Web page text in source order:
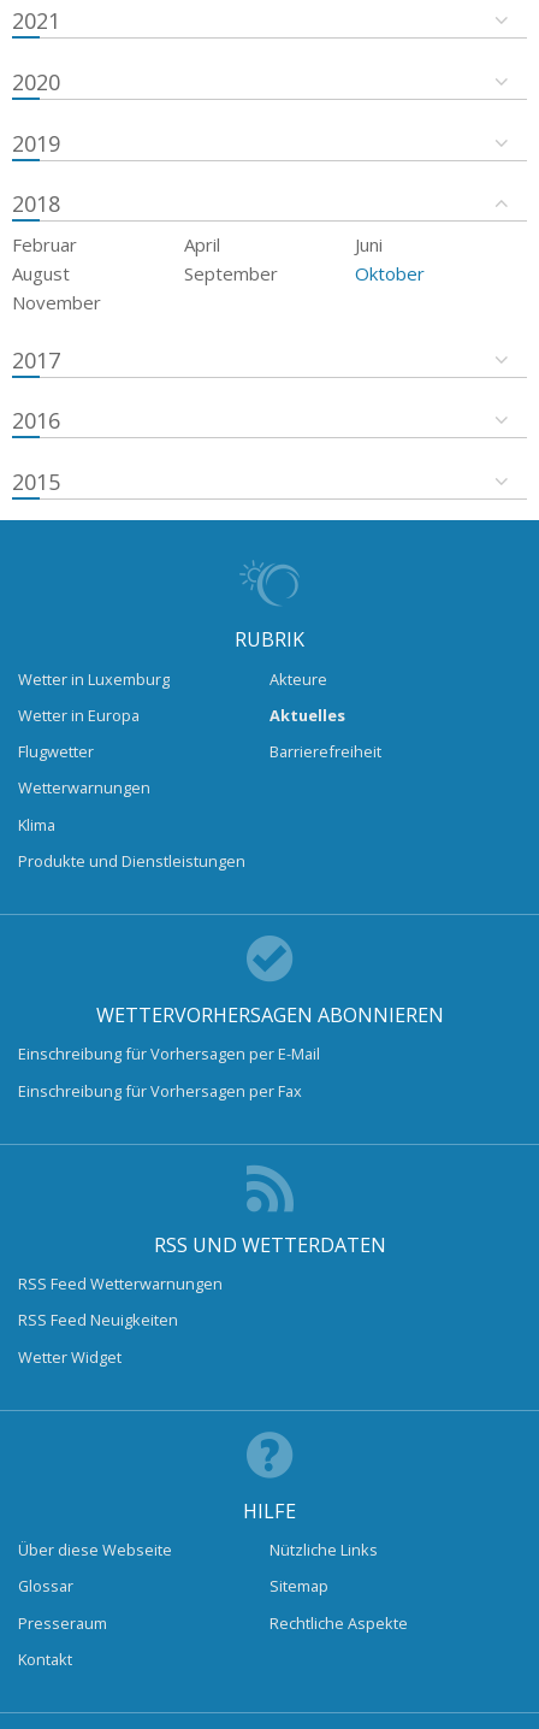
2021
2020
2019
2018
Februar April
Juni
August
September
Oktober
November
2017
2016
2015
RUBRIK
Wetter in Luxemburg
Wetter in Europa
Flugwetter
Wetterwarnungen
Klima
Produkte und Dienstleistungen
Akteure
Aktuelles
Barrierefreiheit
WETTERVORHERSAGEN ABONNIEREN
Einschreibung für Vorhersagen per E-Mail
Einschreibung für Vorhersagen per Fax
RSS UND WETTERDATEN
RSS Feed Wetterwarnungen
RSS Feed Neuigkeiten
Wetter Widget
HILFE
Über diese Webseite
Glossar
Presseraum
Kontakt
Nützliche Links
Sitemap
Rechtliche Aspekte